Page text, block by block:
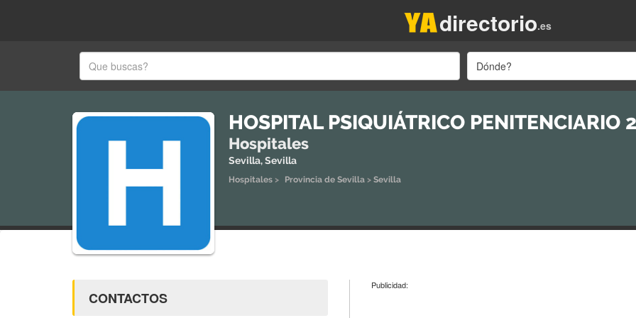
.es
directorio
Dónde?
HOSPITAL PSIQUIÁTRICO PENITENCIARIO 2
Hospitales
Sevilla, Sevilla
Hospitales > Provincia de Sevilla > Sevilla
CONTACTOS
Publicidad: